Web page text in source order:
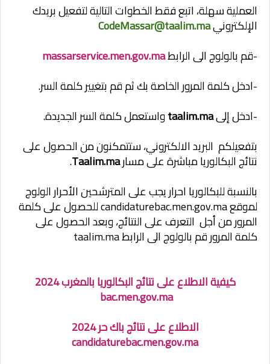
العملية سهلة، اتبع فقط الخطوات التالية لتفعيل بريدك
الإلكترونيCodeMassar@taalim.ma
-قم بالولوج الى الرابطmassarservice.men.gov.ma
-ادخل كلمة المرور الخاصة بك ثم قم بتغيير كلمة السر.
-ادخل إلىtaalim.maواستعمل كلمة السر الجديدة.
بتفعيلكم البريد الالكتروني، ستتمكنون من الحصول على
نتائج البكالوريا مباشرة على مسارTaalim.ma
.
بالنسبة للبكالوريا احرار يجب على المترشحين الأحرار الولوج
لموقع candidaturebac.men.gov.ma للحصول على كلمة
المرور من أجل التعرف على النتائج، وبعد الحصول على
كلمة المرور قم بالولوج الى الرابط taalim.ma
كيفية الاطلاع على نتائج البكالوريا بالمغرب 2024
bac.men.gov.ma
الاطلاع على نتائج باك حر 2024
candidaturebac.men.gov.ma